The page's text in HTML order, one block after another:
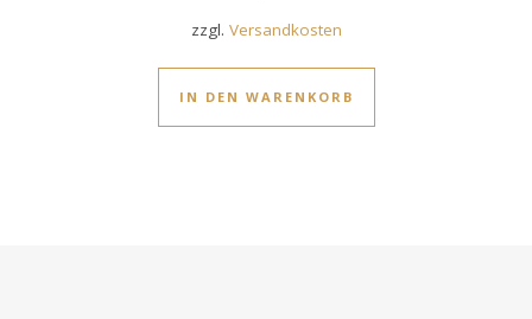
zzgl. Versandkosten
IN DEN WARENKORB